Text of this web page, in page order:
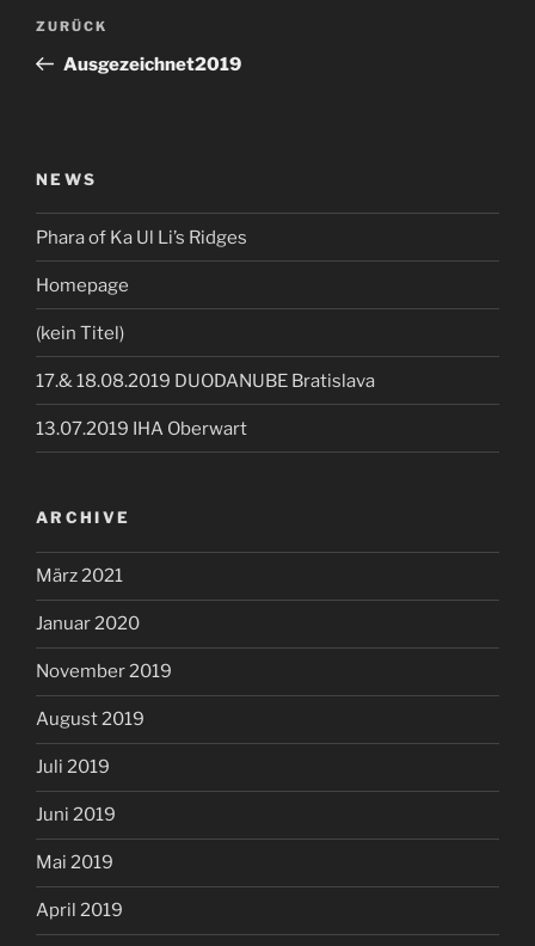
Beitragsnavigation
Vorheriger
Beitrag
ZURÜCK
Ausgezeichnet2019
NEWS
Phara of Ka Ul Li’s Ridges
Homepage
(kein Titel)
17.& 18.08.2019 DUODANUBE Bratislava
13.07.2019 IHA Oberwart
ARCHIVE
März 2021
Januar 2020
November 2019
August 2019
Juli 2019
Juni 2019
Mai 2019
April 2019